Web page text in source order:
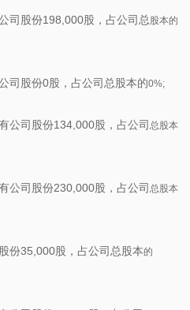
司股份198,000股，占公司总 股本的
司股份0股，占公司总股本的0%;
公司股份134,000股，占公司 总股本
公司股份230,000股，占公司 总股本
份35,000股，占公司总股本的